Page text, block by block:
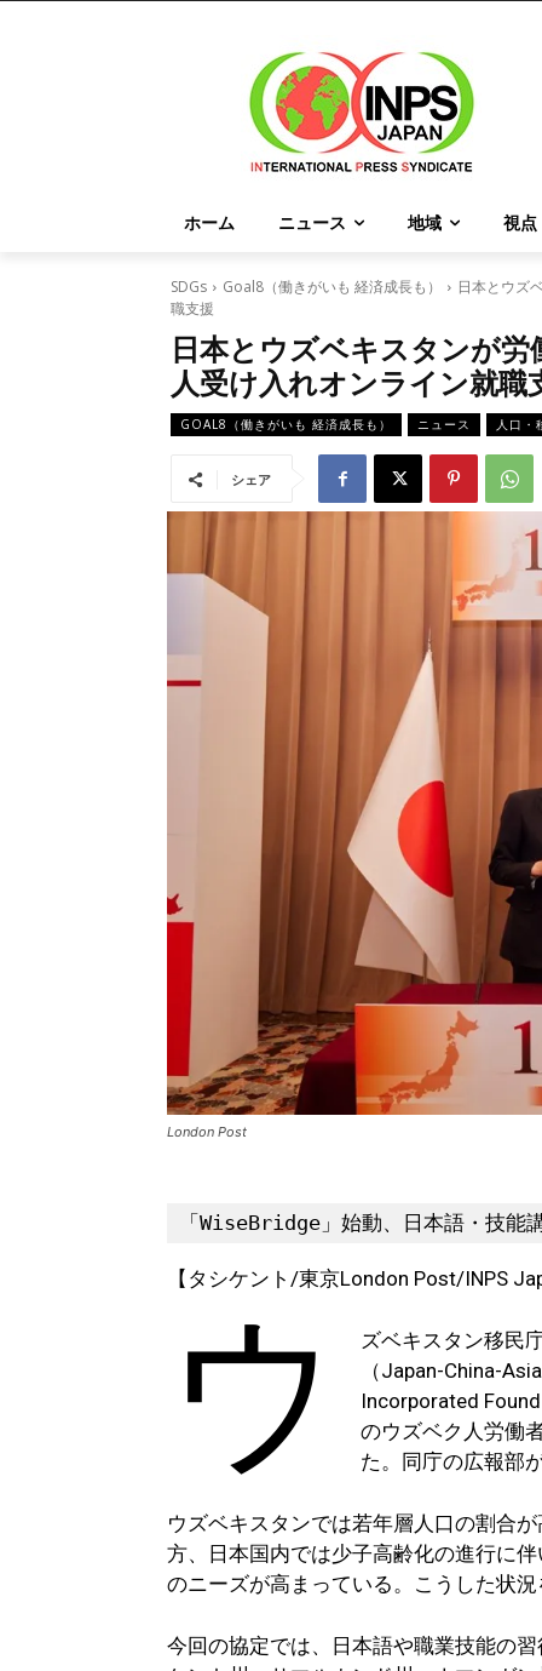
ホーム ニュース 地域 視点
SDGs Goal8（働きがいも 経済成長も）
日本とウズ
職支援
日本とウズベキスタンが
人受け入れオンライン就職
GOAL8（働きがいも 経済成長も） ニュース 人口・
シェア
London Post
「WiseBridge」始動、日本語・技能
【タシケント/東京London Post/INPS
ウ
ズベキスタン移民
（Japan-China-
Incorporated
のウズベク人労働
た。同庁の広報部
ウズベキスタンでは若年層人口の割合
方、日本国内では少子高齢化の進行に
のニーズが高まっている。こうした状
今回の協定では、日本語や職業技能の